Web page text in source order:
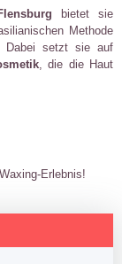
bietet sie
Methode
Dabei setzt sie auf
, die die Haut
Erlebnis!